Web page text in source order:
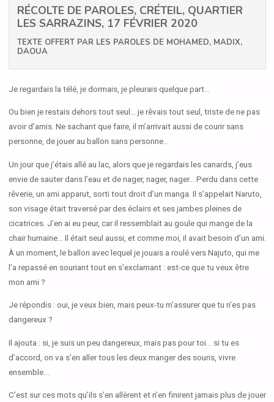
RÉCOLTE DE PAROLES, CRÉTEIL, QUARTIER
LES SARRAZINS, 17 FÉVRIER 2020
TEXTE OFFERT PAR LES PAROLES DE MOHAMED, MADIX,
DAOUA
Je regardais la télé, je dormais, je pleurais quelque part…
Ou bien je restais dehors tout seul… je rêvais tout seul, triste de ne pas
avoir d’amis. Ne sachant que faire, il m’arrivait aussi de courir sans
personne, de jouer au ballon sans personne…
Un jour que j’étais allé au lac, alors que je regardais les canards, j’eus
envie de sauter dans l’eau et de nager, nager, nager… Perdu dans cette
rêverie, un ami apparut, sorti tout droit d’un manga. Il s’appelait Naruto,
son visage était traversé par des éclairs et ses jambes pleines de
cicatrices. J’en ai eu peur, car il ressemblait au goule qui mange de la
chair humaine… Il était seul aussi, et comme moi, il avait besoin d’un ami.
À un moment, le ballon avec lequel je jouais a roulé vers Najuto, qui me
l’a repassé en souriant tout en s’exclamant : est-ce que tu veux être
mon ami ?
Je répondis : oui, je veux bien, mais peux-tu m’assurer que tu n’es pas
dangereux ?
Il ajouta : si, je suis un peu dangereux, mais pas pour toi… si tu es
d’accord, on va s’en aller tous les deux manger des souris, vivre
ensemble….
C’est sur ces mots qu’ils s’en allèrent et n’en finirent jamais plus de jouer